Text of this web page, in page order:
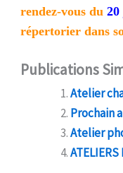
rendez-vous du 20
répertorier dans
Publications
Atelier
Prochain
Atelier